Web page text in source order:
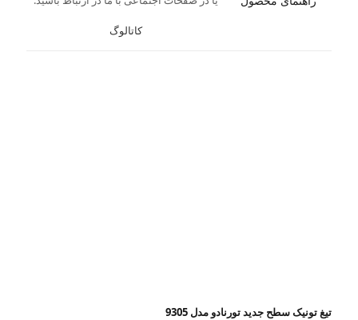
کاتالوگ
تیغ تونیک سطح جدید تورنادو مدل 9305